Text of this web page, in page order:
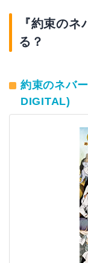
『約束の
る？
約束のネバ
DIGITAL)